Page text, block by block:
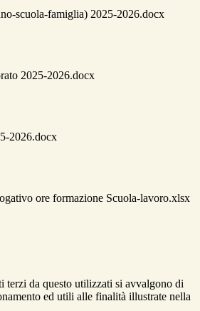
scuola-famiglia) 2025-2026.docx
2025-2026.docx
2026.docx
ore formazione Scuola-lavoro.xlsx
terzi da questo utilizzati si avvalgono di
ed utili alle finalità illustrate nella